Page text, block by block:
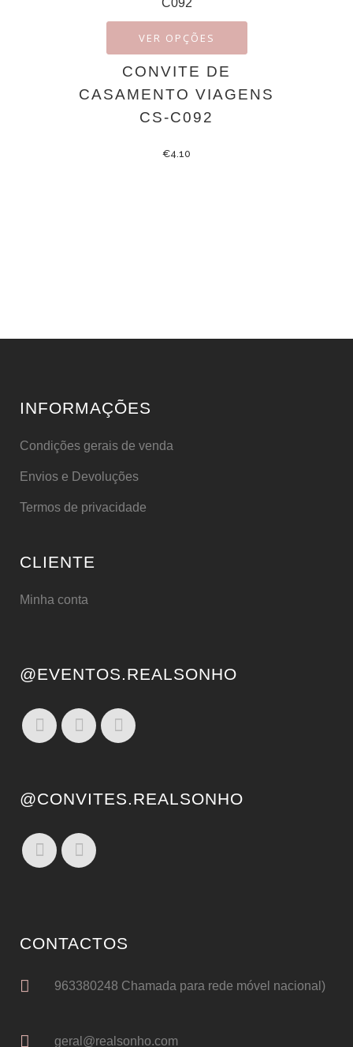
VER OPÇÕES
CONVITE DE
CASAMENTO VIAGENS
CS-C092
€4.10
INFORMAÇÕES
Condições gerais de venda
Envios e Devoluções
Termos de privacidade
CLIENTE
Minha conta
@EVENTOS.REALSONHO
@CONVITES.REALSONHO
CONTACTOS
963380248 Chamada para rede móvel nacional)
geral@realsonho.com